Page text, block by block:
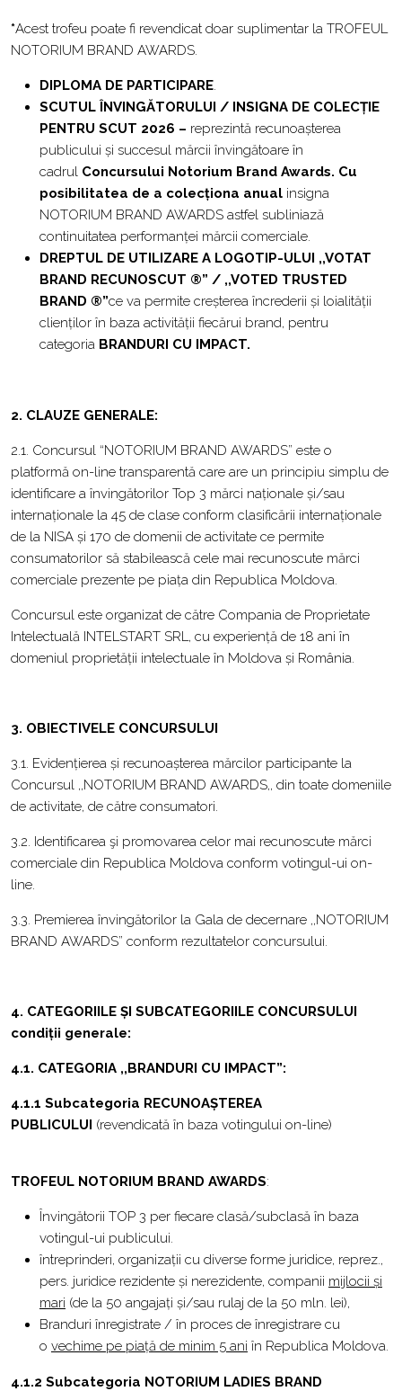
*Acest trofeu poate fi revendicat doar suplimentar la TROFEUL
NOTORIUM BRAND AWARDS.
DIPLOMA DE PARTICIPARE.
SCUTUL ÎNVINGĂTORULUI / INSIGNA DE COLECȚIE
PENTRU SCUT 2026 – reprezintă recunoașterea
publicului și succesul mărcii învingătoare în
cadrul Concursului Notorium Brand Awards. Cu
posibilitatea de a colecționa anual insigna
NOTORIUM BRAND AWARDS astfel subliniază
continuitatea performanței mărcii comerciale.
DREPTUL DE UTILIZARE A LOGOTIP-ULUI ,,VOTAT
BRAND RECUNOSCUT ®” / ,,VOTED TRUSTED
BRAND ®”ce va permite creșterea încrederii și loialității
clienților în baza activității fiecărui brand, pentru
categoria BRANDURI CU IMPACT.
2. CLAUZE GENERALE:
2.1. Concursul “NOTORIUM BRAND AWARDS” este o
platformă on-line transparentă care are un principiu simplu de
identificare a învingătorilor Top 3 mărci naționale și/sau
internaționale la 45 de clase conform clasificării internaționale
de la NISA și 170 de domenii de activitate ce permite
consumatorilor să stabilească cele mai recunoscute mărci
comerciale prezente pe piața din Republica Moldova.
Concursul este organizat de către Compania de Proprietate
Intelectuală INTELSTART SRL, cu experiență de 18 ani în
domeniul proprietății intelectuale în Moldova și România.
3. OBIECTIVELE CONCURSULUI
3.1. Evidențierea și recunoașterea mărcilor participante la
Concursul ,,NOTORIUM BRAND AWARDS,, din toate domeniile
de activitate, de către consumatori.
3.2. Identificarea şi promovarea celor mai recunoscute mărci
comerciale din Republica Moldova conform votingul-ui on-
line.
3.3. Premierea învingătorilor la Gala de decernare ,,NOTORIUM
BRAND AWARDS” conform rezultatelor concursului.
4. CATEGORIILE ȘI SUBCATEGORIILE CONCURSULUI
condiții generale:
4.1. CATEGORIA ,,BRANDURI CU IMPACT”:
4.1.1 Subcategoria RECUNOAȘTEREA
PUBLICULUI (revendicată în baza votingului on-line)
TROFEUL NOTORIUM BRAND AWARDS:
Învingătorii TOP 3 per fiecare clasă/subclasă în baza
votingul-ui publicului.
întreprinderi, organizații cu diverse forme juridice, reprez.,
pers. juridice rezidente și nerezidente, companii mijlocii și
mari (de la 50 angajați și/sau rulaj de la 50 mln. lei),
Branduri înregistrate / în proces de înregistrare cu
o vechime pe piață de minim 5 ani în Republica Moldova.
4.1.2 Subcategoria NOTORIUM LADIES BRAND